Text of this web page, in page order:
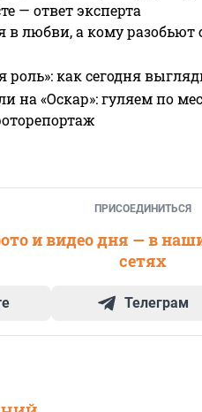
— ответ эксперта
в любви, а кому разобьют
роль»: как сегодня
на «Оскар»: гуляем по
ПРИСОЕДИНИТЬСЯ
и видео дня — в
сетях
Телеграм